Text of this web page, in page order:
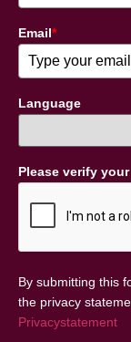
Email*
Language
Please verify
By submitting this
the privacy
Privacystatement